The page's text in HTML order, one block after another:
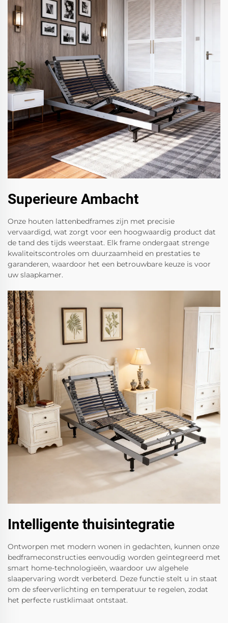
Superieure Ambacht
Onze houten lattenbedframes zijn met precisie
vervaardigd, wat zorgt voor een hoogwaardig product dat
de tand des tijds weerstaat. Elk frame ondergaat strenge
kwaliteitscontroles om duurzaamheid en prestaties te
garanderen, waardoor het een betrouwbare keuze is voor
uw slaapkamer.
Intelligente thuisintegratie
Ontworpen met modern wonen in gedachten, kunnen onze
bedframeconstructies eenvoudig worden geïntegreerd met
smart home-technologieën, waardoor uw algehele
slaapervaring wordt verbeterd. Deze functie stelt u in staat
om de sfeerverlichting en temperatuur te regelen, zodat
het perfecte rustklimaat ontstaat.